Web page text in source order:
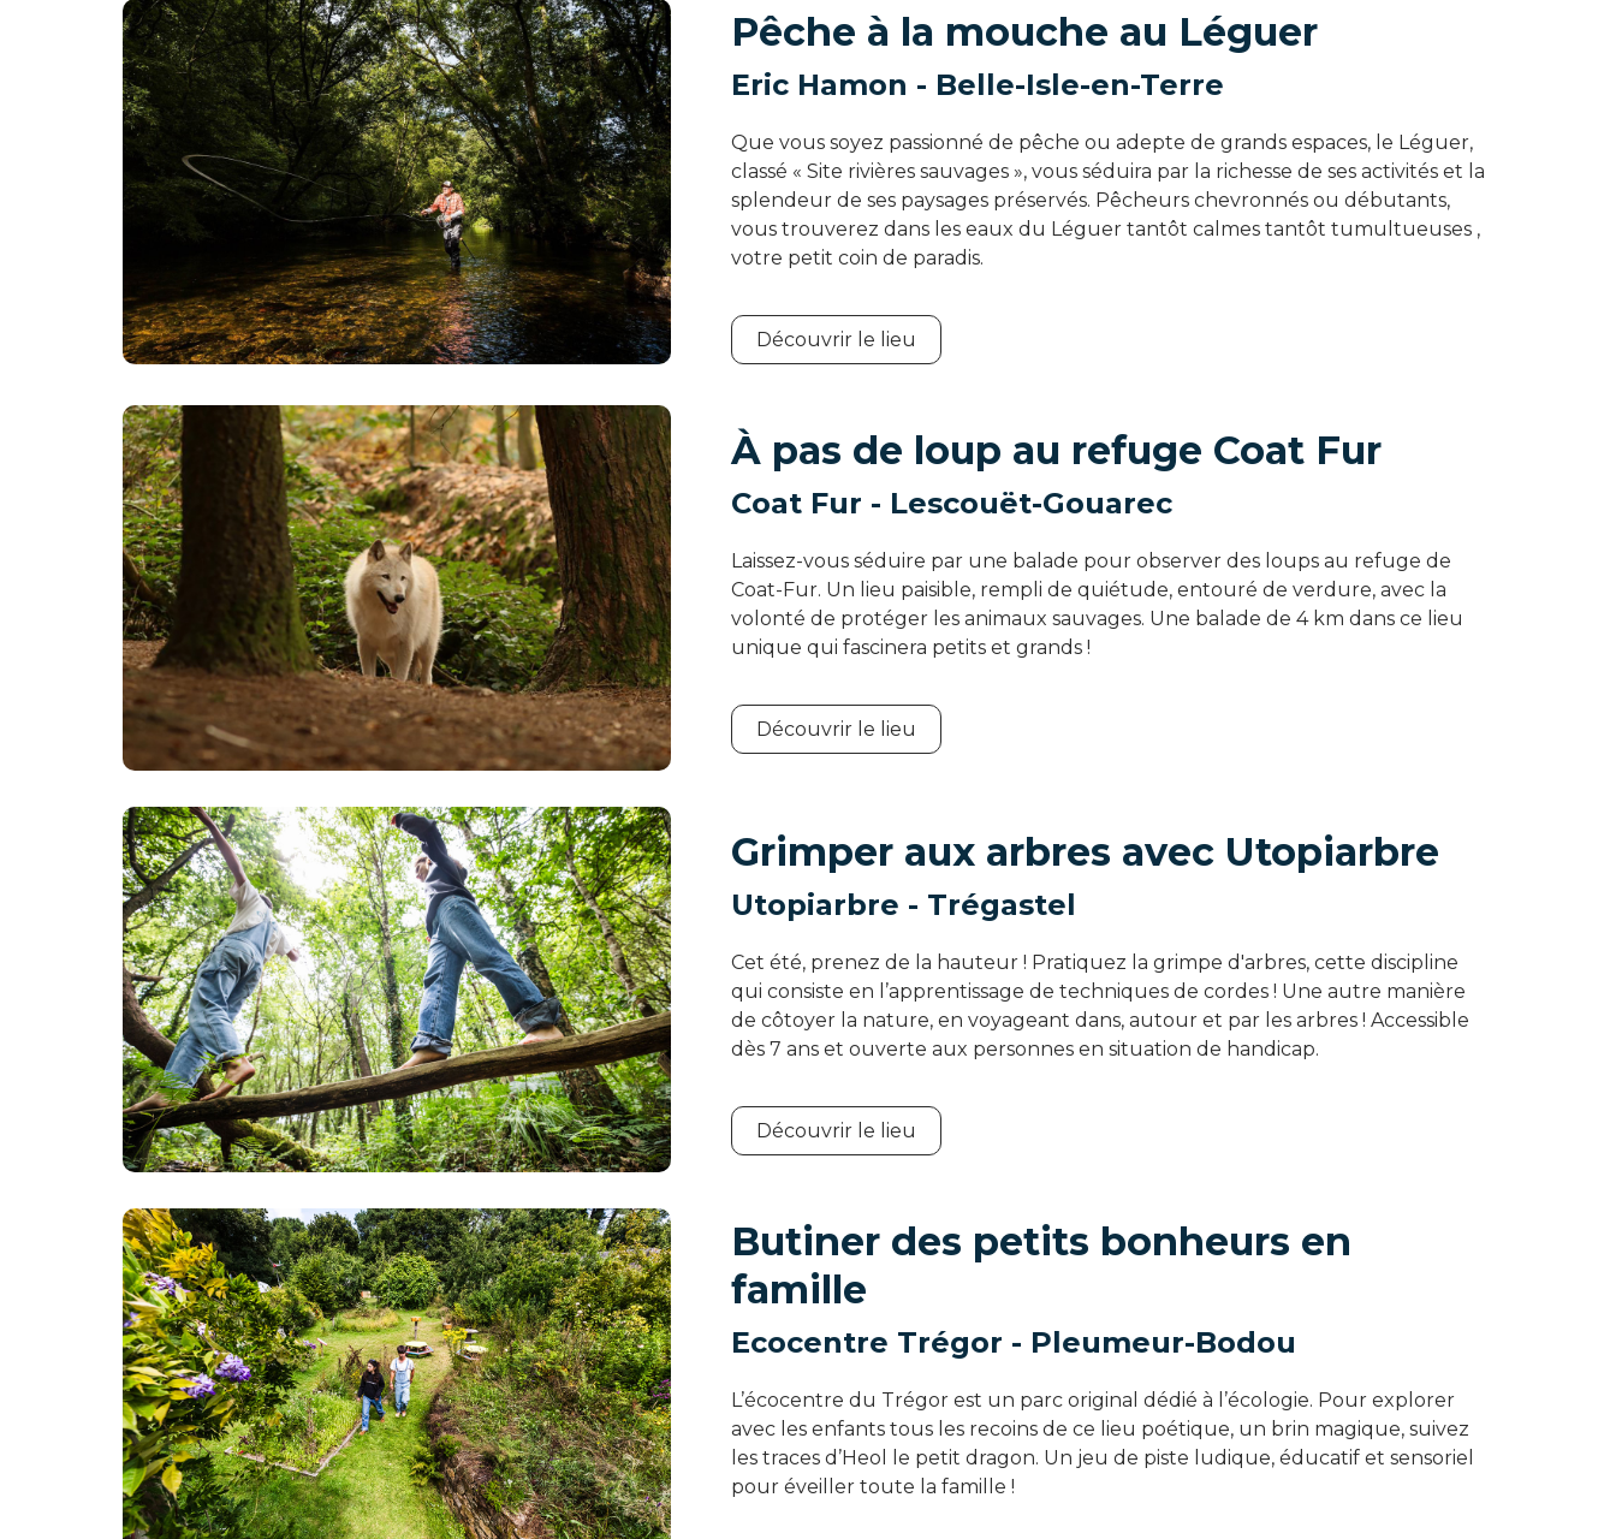
Pêche à la mouche au Léguer
Eric Hamon - Belle-Isle-en-Terre
Que vous soyez passionné de pêche ou adepte de grands espaces, le Léguer,
classé « Site rivières sauvages », vous séduira par la richesse de ses activités et la
splendeur de ses paysages préservés. Pêcheurs chevronnés ou débutants,
vous trouverez dans les eaux du Léguer tantôt calmes tantôt tumultueuses ,
votre petit coin de paradis.
Découvrir le lieu
À pas de loup au refuge Coat Fur
Coat Fur - Lescouët-Gouarec
Laissez-vous séduire par une balade pour observer des loups au refuge de
Coat-Fur. Un lieu paisible, rempli de quiétude, entouré de verdure, avec la
volonté de protéger les animaux sauvages. Une balade de 4 km dans ce lieu
unique qui fascinera petits et grands !
Découvrir le lieu
Grimper aux arbres avec Utopiarbre
Utopiarbre - Trégastel
Cet été, prenez de la hauteur ! Pratiquez la grimpe d'arbres, cette discipline
qui consiste en l’apprentissage de techniques de cordes ! Une autre manière
de côtoyer la nature, en voyageant dans, autour et par les arbres ! Accessible
dès 7 ans et ouverte aux personnes en situation de handicap.
Découvrir le lieu
Butiner des petits bonheurs en
famille
Ecocentre Trégor - Pleumeur-Bodou
L’écocentre du Trégor est un parc original dédié à l’écologie. Pour explorer
avec les enfants tous les recoins de ce lieu poétique, un brin magique, suivez
les traces d’Heol le petit dragon. Un jeu de piste ludique, éducatif et sensoriel
pour éveiller toute la famille !